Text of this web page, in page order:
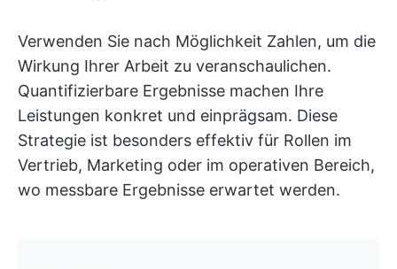
Verwenden Sie nach Möglichkeit Zahlen, um die
Wirkung Ihrer Arbeit zu veranschaulichen.
Quantifizierbare Ergebnisse machen Ihre
Leistungen konkret und einprägsam. Diese
Strategie ist besonders effektiv für Rollen im
Vertrieb, Marketing oder im operativen Bereich,
wo messbare Ergebnisse erwartet werden.